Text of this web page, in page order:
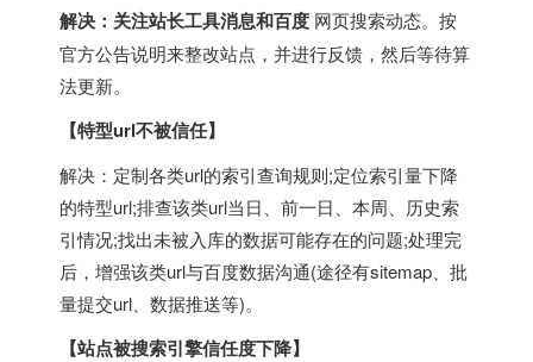
解决：关注站长工具消息和百度 网页搜索动态。按
官方公告说明来整改站点，并进行反馈，然后等待算
法更新。
【特型url不被信任】
解决：定制各类url的索引查询规则;定位索引量下降
的特型url;排查该类url当日、前一日、本周、历史索
引情况;找出未被入库的数据可能存在的问题;处理完
后，增强该类url与百度数据沟通(途径有sitemap、批
量提交url、数据推送等)。
【站点被搜索引擎信任度下降】